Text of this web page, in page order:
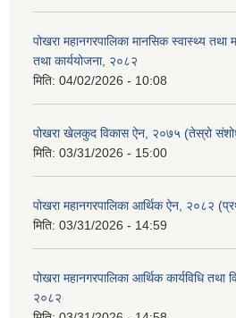
पोखरा महानगरपालिका मानसिक स्वास्थ्य तथा
तथा कार्ययोजना, २०८२
मिति: 04/02/2026 - 10:08
पोखरा खेलकुद विकास ऐन, २०७५ (तेस्रो
मिति: 03/31/2026 - 15:00
पोखरा महानगरपालिका आर्थिक ऐन, २०८२
मिति: 03/31/2026 - 14:59
पोखरा महानगरपालिका आर्थिक कार्यविधि तथा
२०८२